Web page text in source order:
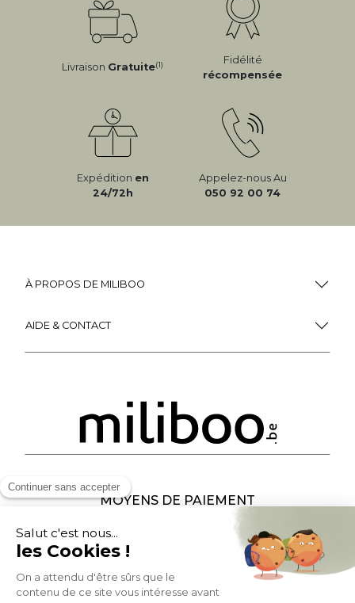
VOIR PLUS
Miliboo, c'est aussi
LivraisonGratuite
récompensée
Expéditionen Appelez-nous Au